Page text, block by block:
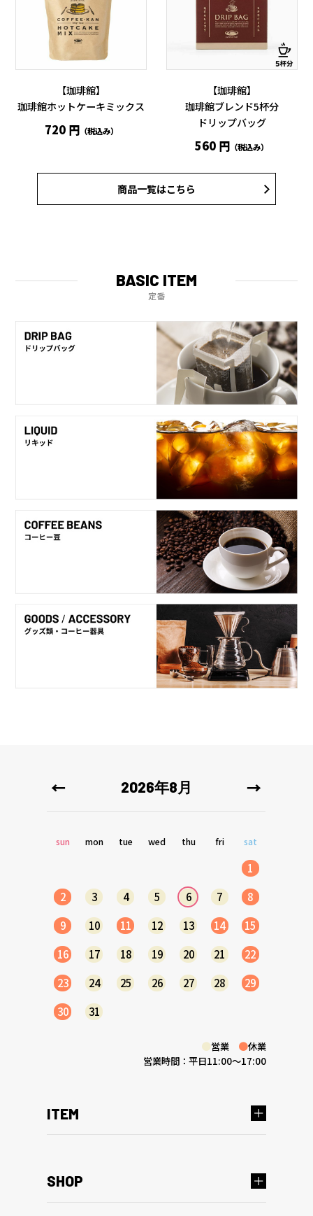
【珈琲館】
珈琲館ホットケーキミックス
720 円 （税込み）
【珈琲館】
珈琲館ブレンド5杯分
ドリップバッグ
560 円 （税込み）
商品一覧はこちら
BASIC ITEM
定番
ITEM
SHOP
2026年8月
sun mon tue wed thu fri sat
1
2
3 4 5 6 7
8
9
10 11 12 13 14
15
16
17 18 19 20 21
22
23
24 25 26 27 28
29
30
31
●営業 ●休業
営業時間：平日11:00～17:00